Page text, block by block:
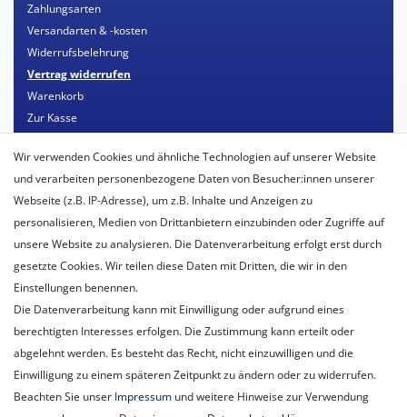
Zahlungsarten
Versandarten & -kosten
Widerrufsbelehrung
Vertrag widerrufen
Warenkorb
Zur Kasse
Mein Konto
Registrieren
Login
Unternehmen
Unser Ballon-Lieferservice
Unsere Mitarbeiter
Datenschutzerklärung
AGB
Impressum
Wir verwenden Cookies und ähnliche Technologien auf unserer Website
und verarbeiten personenbezogene Daten von Besucher:innen unserer
Webseite (z.B. IP-Adresse), um z.B. Inhalte und Anzeigen zu
personalisieren, Medien von Drittanbietern einzubinden oder Zugriffe auf
unsere Website zu analysieren. Die Datenverarbeitung erfolgt erst durch
gesetzte Cookies. Wir teilen diese Daten mit Dritten, die wir in den
Einstellungen benennen.
Die Datenverarbeitung kann mit Einwilligung oder aufgrund eines
berechtigten Interesses erfolgen. Die Zustimmung kann erteilt oder
abgelehnt werden. Es besteht das Recht, nicht einzuwilligen und die
Einwilligung zu einem späteren Zeitpunkt zu ändern oder zu widerrufen.
Beachten Sie unser Impressum und weitere Hinweise zur Verwendung